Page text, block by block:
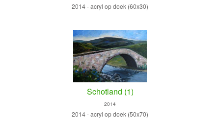
2014 - acryl op doek (60x30)
Schotland (1)
2014
2014 - acryl op doek (50x70)